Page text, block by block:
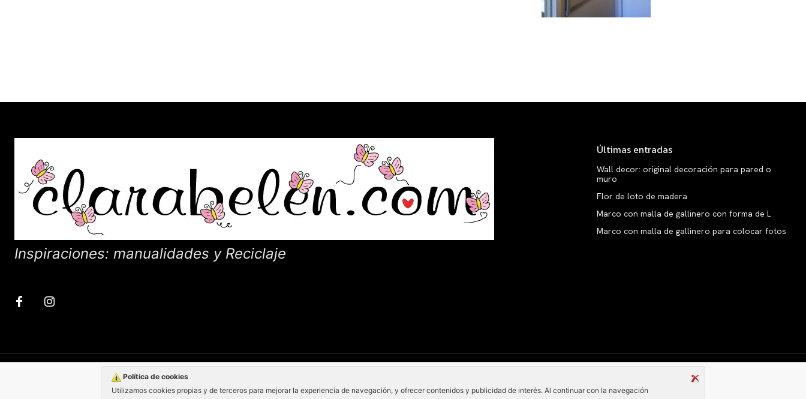
Política de cookies
Utilizamos cookies propias y de terceros para mejorar la experiencia de navegación, y ofrecer contenidos y publicidad de interés. Al continuar con la navegación
Inspiraciones: manualidades y Reciclaje
Últimas entradas
Wall decor: original decoración para pared o
muro
Flor de loto de madera
Marco con malla de gallinero con forma de L
Marco con malla de gallinero para colocar fotos
Copyright © clarabelen.com